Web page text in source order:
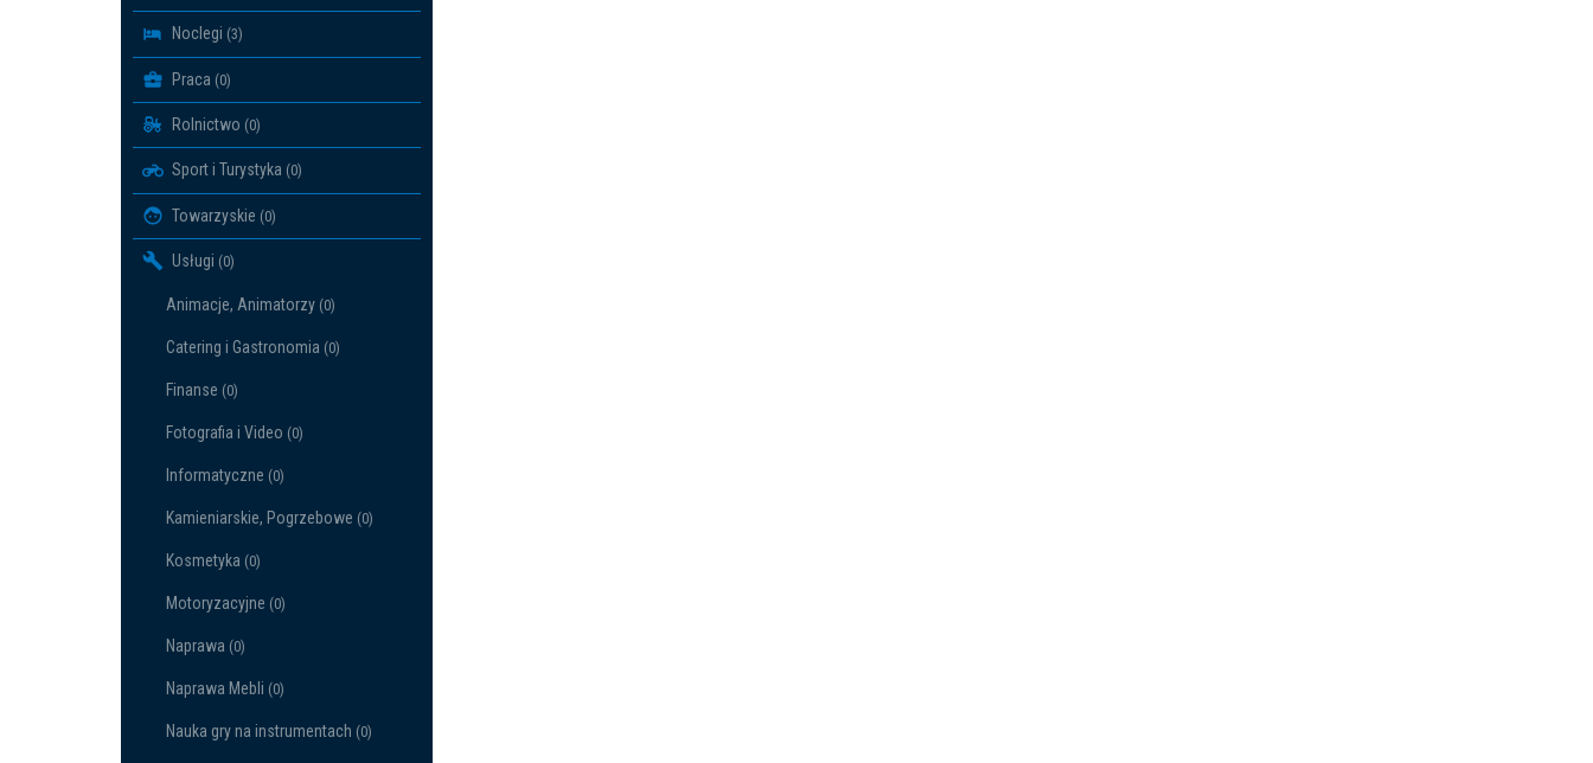
Noclegi (3)
Praca (0)
Rolnictwo (0)
Sport i Turystyka (0)
Towarzyskie (0)
Usługi (0)
Animacje, Animatorzy (0)
Catering i Gastronomia (0)
Finanse (0)
Fotografia i Video (0)
Informatyczne (0)
Kamieniarskie, Pogrzebowe (0)
Kosmetyka (0)
Motoryzacyjne (0)
Naprawa (0)
Naprawa Mebli (0)
Nauka gry na instrumentach (0)